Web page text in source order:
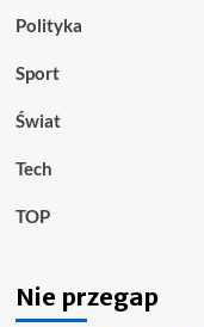
Polityka
Sport
Świat
Tech
TOP
Nie przegap